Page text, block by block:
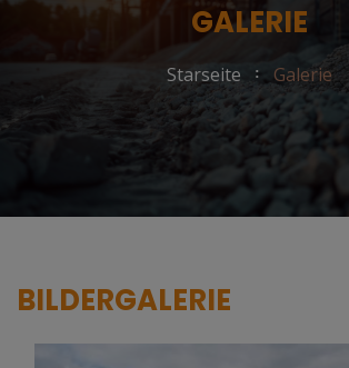
GALERIE
Starseite Galerie
BILDERGALERIE